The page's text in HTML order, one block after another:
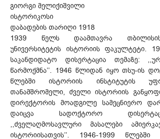
გიორგი მელიქიშვილი
ისტორიკოსი
დაბადების თარიღი 1918
1939 წელს დაამთავრა
უნივერსიტეტის ისტორიის ფაკულტეტი.
საკანდიდატო დისერტაცია თემაზე:
წარმოქმნა’’. 1946 წლიდან იყო თსუ-ის
წლებში ისტორიის ინსტიტუტის
თანამშრომელი, ძველი ისტორიის
დირექტორის მოადგილე სამეცნიერო
დაიცვა სადოქტორო
,,ძველაღმოსავლური მასალები
ისტორიისათვის’’. 1946-1999